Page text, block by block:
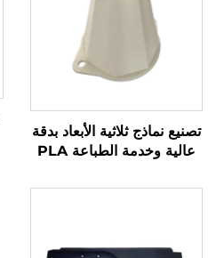
تصنيع نماذج ثلاثية الأبعاد بدقة
عالية وخدمة الطباعة PLA
باستخدام ليزر وتشغيل دقيق